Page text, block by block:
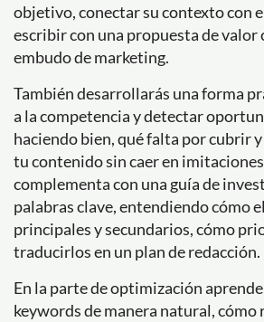
objetivo, conectar su contexto con
escribir con una propuesta de valor
embudo de marketing.
También desarrollarás una forma
a la competencia y detectar
haciendo bien, qué falta por cubrir
tu contenido sin caer en
complementa con una guía de
palabras clave, entendiendo cómo
principales y secundarios, cómo
traducirlos en un plan de redacción.
En la parte de optimización
keywords de manera natural, cómo